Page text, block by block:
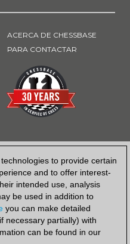
to provide certain
and to offer interest-
intended use, analysis
be used in addition to
you can make detailed
necessary partially) with
can be found in our
ACERCA DE CHESSBASE
PARA CONTACTAR